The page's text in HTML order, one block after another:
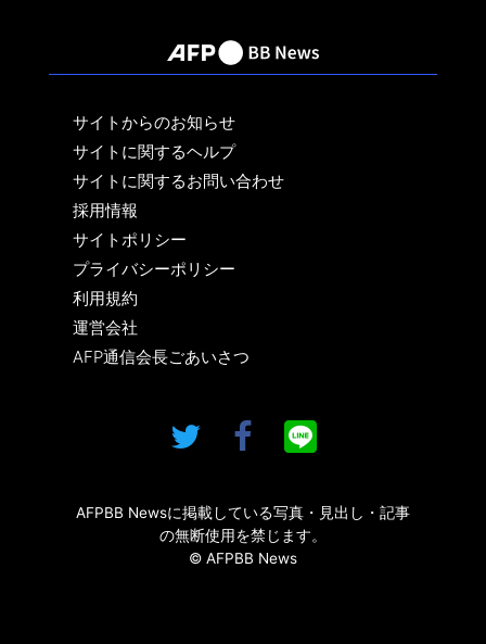
サイトからのお知らせ
サイトに関するヘルプ
サイトに関するお問い合わせ
採用情報
サイトポリシー
プライバシーポリシー
利用規約
運営会社
AFP通信会長ごあいさつ
AFPBB Newsに掲載している写真・見出し・記事
の無断使用を禁じます。
© AFPBB News